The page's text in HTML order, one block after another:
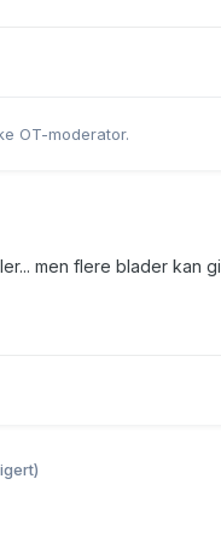
OT-moderator.
men flere blader kan